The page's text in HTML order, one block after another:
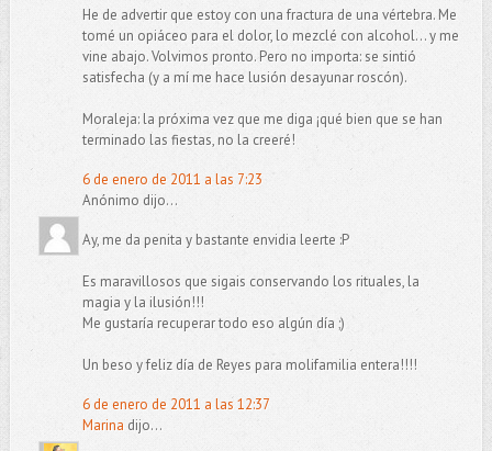
He de advertir que estoy con una fractura de una vértebra. Me
tomé un opiáceo para el dolor, lo mezclé con alcohol... y me
vine abajo. Volvimos pronto. Pero no importa: se sintió
satisfecha (y a mí me hace lusión desayunar roscón).
Moraleja: la próxima vez que me diga ¡qué bien que se han
terminado las fiestas, no la creeré!
6 de enero de 2011 a las 7:23
Anónimo dijo...
Ay, me da penita y bastante envidia leerte :P
Es maravillosos que sigais conservando los rituales, la
magia y la ilusión!!!
Me gustaría recuperar todo eso algún día ;)
Un beso y feliz día de Reyes para molifamilia entera!!!!
6 de enero de 2011 a las 12:37
Marina dijo...